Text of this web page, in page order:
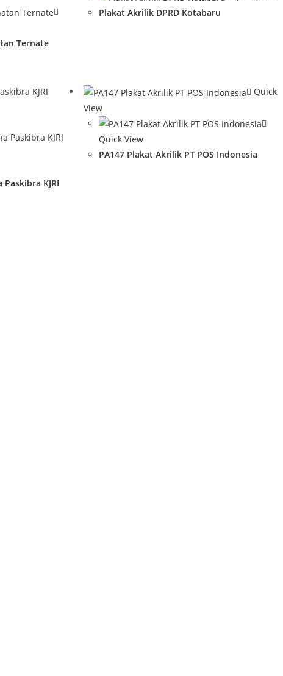
Ternate
Plakat Akrilik DPRD Kotabaru
KJRI
Quick
View
Quick View
PA147 Plakat Akrilik PT POS Indonesia